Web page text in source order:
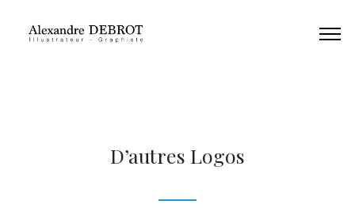
D’autres Logos